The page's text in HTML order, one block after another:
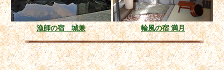
漁師の宿 城兼 輪風の宿 満月